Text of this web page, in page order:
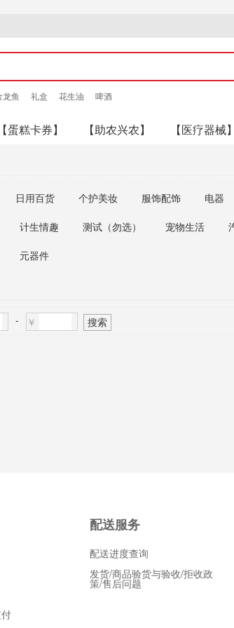
龙鱼 礼盒 花生油 啤酒
【蛋糕卡券】 【助农兴农】 【医疗器械】
日用百货 个护美妆 服饰配饰 电器
计生情趣 测试（勿选） 宠物生活
元器件
- ￥ 搜索
配送服务
配送进度查询
发货/商品验货与验收/拒收政
策/售后问题